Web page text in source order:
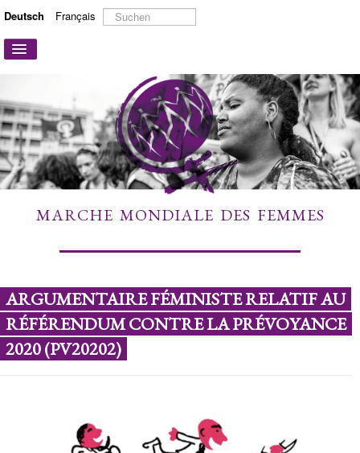
Deutsch Français
Suchen
...
Navigation
ÜBER UNS
AKTIONEN UND KAMPAGNEN
MITMACHEN
MEHR ERFAHREN
MARCHE MONDIALE DES FEMMES
ARGUMENTAIRE FÉMINISTE RELATIF AU
RÉFÉRENDUM CONTRE LA PRÉVOYANCE
2020 (PV20202)